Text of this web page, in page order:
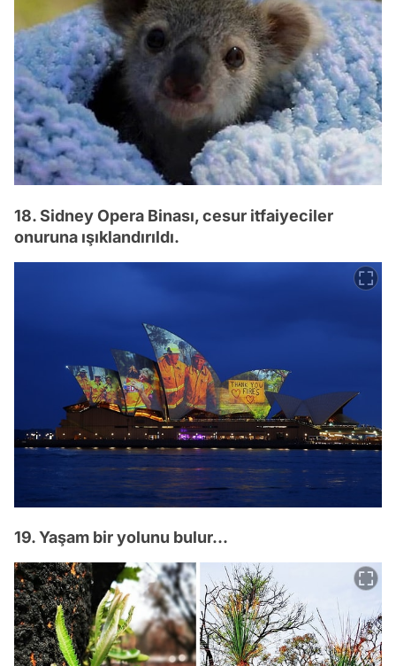
18. Sidney Opera Binası, cesur itfaiyeciler
onuruna ışıklandırıldı.
19. Yaşam bir yolunu bulur...